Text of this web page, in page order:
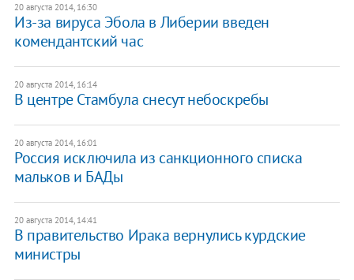
20 августа 2014, 16:30
Из-за вируса Эбола в Либерии введен
комендантский час
20 августа 2014, 16:14
В центре Стамбула снесут небоскребы
20 августа 2014, 16:01
Россия исключила из санкционного списка
мальков и БАДы
20 августа 2014, 14:41
В правительство Ирака вернулись курдские
министры